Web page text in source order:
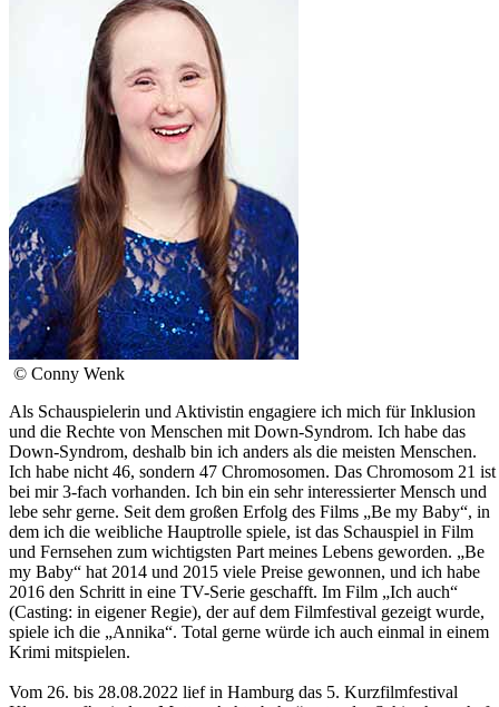
© Conny Wenk
Als Schauspielerin und Aktivistin engagiere ich mich für Inklusion
und die Rechte von Menschen mit Down-Syndrom. Ich habe das
Down-Syndrom, deshalb bin ich anders als die meisten Menschen.
Ich habe nicht 46, sondern 47 Chromosomen. Das Chromosom 21 ist
bei mir 3-fach vorhanden. Ich bin ein sehr interessierter Mensch und
lebe sehr gerne. Seit dem großen Erfolg des Films „Be my Baby“, in
dem ich die weibliche Hauptrolle spiele, ist das Schauspiel in Film
und Fernsehen zum wichtigsten Part meines Lebens geworden. „Be
my Baby“ hat 2014 und 2015 viele Preise gewonnen, und ich habe
2016 den Schritt in eine TV-Serie geschafft. Im Film „Ich auch“
(Casting: in eigener Regie), der auf dem Filmfestival gezeigt wurde,
spiele ich die „Annika“. Total gerne würde ich auch einmal in einem
Krimi mitspielen.
Vom 26. bis 28.08.2022 lief in Hamburg das 5. Kurzfilmfestival